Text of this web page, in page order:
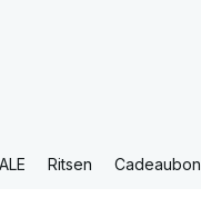
Ritsen Cadeaubon